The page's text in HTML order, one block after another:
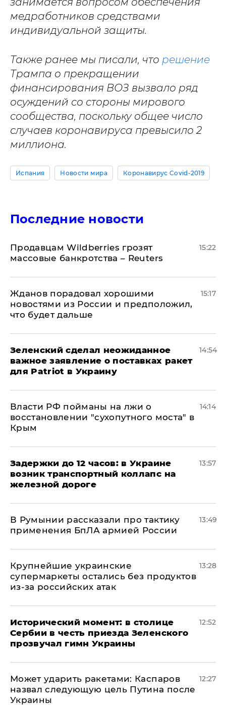
медработников средствами
индивидуальной защиты.
Также ранее мы писали, что решение
Трампа о прекращении
финансирования ВОЗ вызвало ряд
осуждений со стороны мирового
сообщества, поскольку общее число
случаев коронавируса превысило 2
миллиона.
Испания Новости мира Коронавирус Covid-2019
Последние новости
Продавцам Wildberries грозят
массовые банкротства – Reuters
15:22
Жданов порадовал хорошими
новостями из России и предположил,
что будет дальше
15:17
Зеленский сделал неожиданное
важное заявление о поставках ракет
для Patriot в Украину
14:54
Власти РФ пойманы на лжи о
восстановлении "сухопутного моста" в
Крым
14:14
Задержки до 12 часов: в Украине
возник транспортный коллапс на
железной дороге
13:57
В Румынии рассказали про тактику
применения БпЛА армией России
13:49
Крупнейшие украинские
супермаркеты остались без продуктов
из-за российских атак
13:28
Исторический момент: в столице
Сербии в честь приезда Зеленского
прозвучал гимн Украины
12:52
Может ударить ракетами: Каспаров
назвал следующую цель Путина после
Украины
12:27